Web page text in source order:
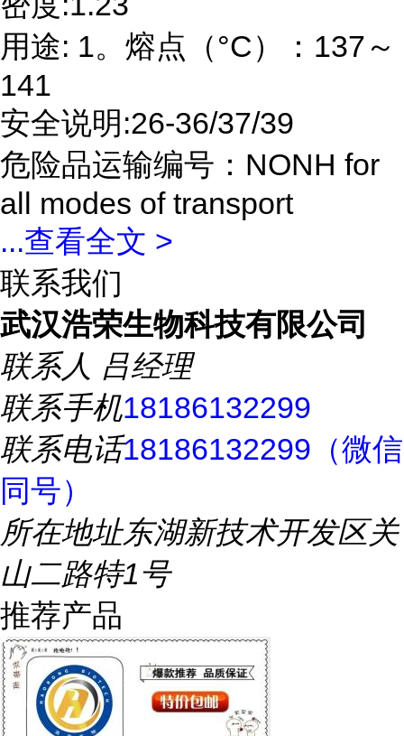
用途: 1。熔点（°C）：137～
141
安全说明:26-36/37/39
危险品运输编号：NONH for
all modes of transport
...查看全文 >
联系我们
武汉浩荣生物科技有限公司
联系人 吕经理
联系手机18186132299
联系电话18186132299（微信
同号）
所在地址东湖新技术开发区关
山二路特1号
推荐产品